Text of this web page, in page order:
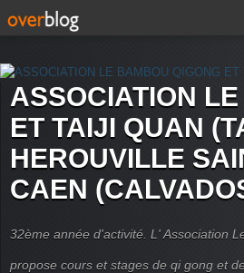
ASSOCIATION
ET TAIJI QUAN
HEROUVILLE
CAEN
32ème année d'activité. L' Association
propose cours et stages de qi gong et